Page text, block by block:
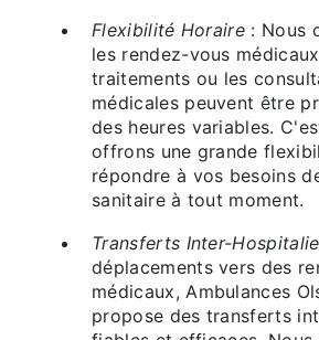
Flexibilité Horaire : Nous
les rendez-vous
traitements ou les
médicales peuvent être
des heures variables.
offrons une grande
répondre à vos besoins
sanitaire à tout moment.
Transferts Inter-
déplacements vers des
médicaux, Ambulances
propose des transferts